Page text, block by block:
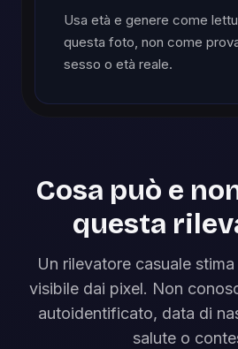
Usa età e genere come
questa foto, non come
sesso o età reale.
Cosa può e
questa
Un rilevatore casuale
visibile dai pixel. Non
autoidentificato, data di
salute o